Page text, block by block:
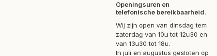
Openingsuren en
telefonische bereikbaarheid.
Wij zijn open van dinsdag tem
zaterdag van 10u tot 12u30 en
van 13u30 tot 18u.
In juli en augustus gesloten op